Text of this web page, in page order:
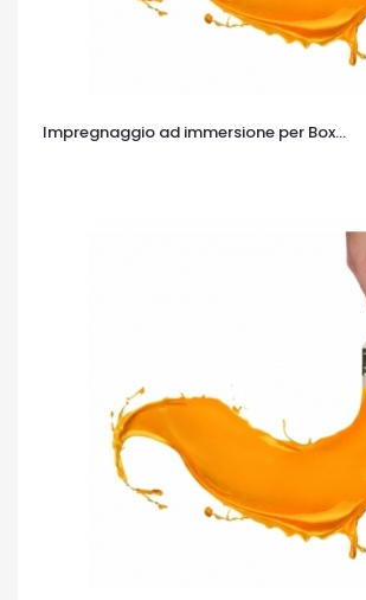
Impregnaggio ad immersione per Box...